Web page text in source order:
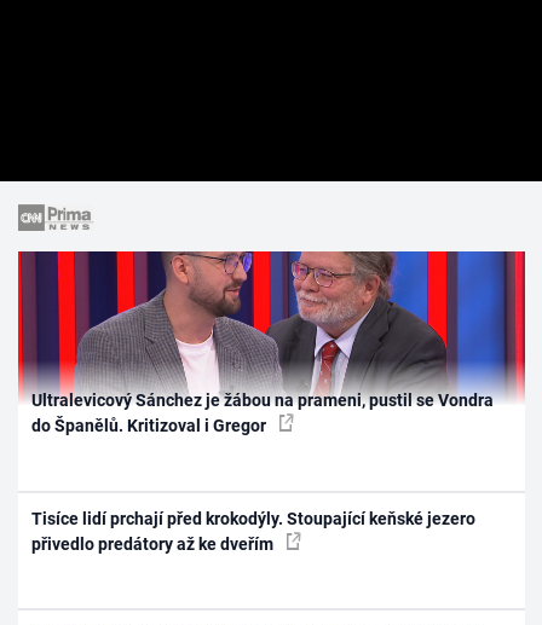
Ultralevicový Sánchez je žábou na prameni, pustil se Vondra
do Španělů. Kritizoval i Gregor
Tisíce lidí prchají před krokodýly. Stoupající keňské jezero
přivedlo predátory až ke dveřím